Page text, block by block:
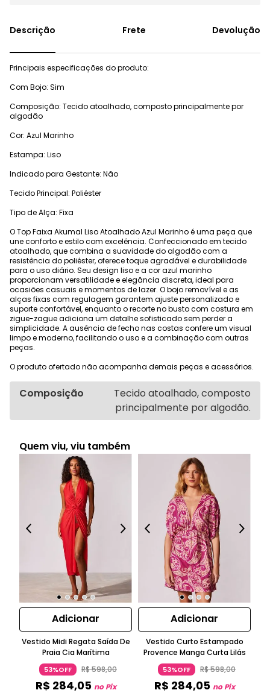
Frete Devolução
Principais especificações do produto:
Com Bojo: Sim
Composição: Tecido atoalhado, composto principalmente por
algodão
Cor: Azul Marinho
Estampa: Liso
Indicado para Gestante: Não
Tecido Principal: Poliéster
Tipo de Alça: Fixa
O Top Faixa Akumal Liso Atoalhado Azul Marinho é uma peça que
une conforto e estilo com excelência. Confeccionado em tecido
atoalhado, que combina a suavidade do algodão com a
resistência do poliéster, oferece toque agradável e durabilidade
para o uso diário. Seu design liso e a cor azul marinho
proporcionam versatilidade e elegância discreta, ideal para
ocasiões casuais e momentos de lazer. O bojo removível e as
alças fixas com regulagem garantem ajuste personalizado e
suporte confortável, enquanto o recorte no busto com costura em
zigue-zague adiciona um detalhe sofisticado sem perder a
simplicidade. A ausência de fecho nas costas confere um visual
limpo e moderno, facilitando o uso e a combinação com outras
peças.
O produto ofertado não acompanha demais peças e acessórios.
Composição
Tecido atoalhado, composto
principalmente por algodão.
Quem viu, viu também
Adicionar
Vestido Midi Regata Saída De
Praia Cia Marítima
53%OFF R$598,00
R$ 284,05 no Pix
Adicionar
Vestido Curto Estampado
Provence Manga Curta Lilás
53%OFF R$598,00
R$ 284,05 no Pix